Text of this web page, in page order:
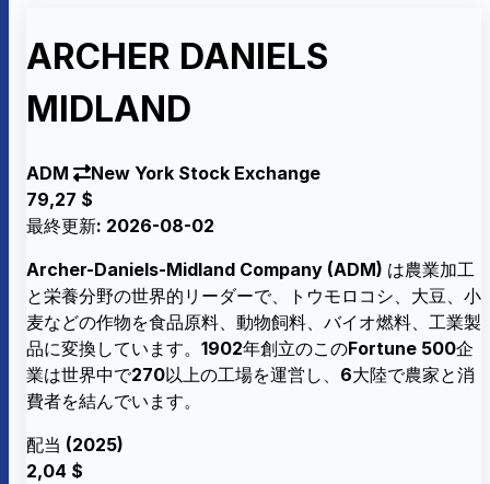
ARCHER DANIELS
MIDLAND
ADM
New York Stock Exchange
79,27 $
最終更新: 2026-08-02
Archer-Daniels-Midland Company (ADM) は農業加工
と栄養分野の世界的リーダーで、トウモロコシ、大豆、小
麦などの作物を食品原料、動物飼料、バイオ燃料、工業製
品に変換しています。1902年創立のこのFortune 500企
業は世界中で270以上の工場を運営し、6大陸で農家と消
費者を結んでいます。
配当 (2025)
2,04 $